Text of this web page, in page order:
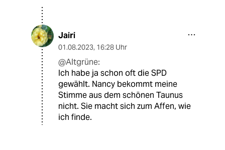
Jairi
01.08.2023, 16:28 Uhr
@Altgrüne:
Ich habe ja schon oft die SPD
gewählt. Nancy bekommt meine
Stimme aus dem schönen Taunus
nicht. Sie macht sich zum Affen, wie
ich finde.